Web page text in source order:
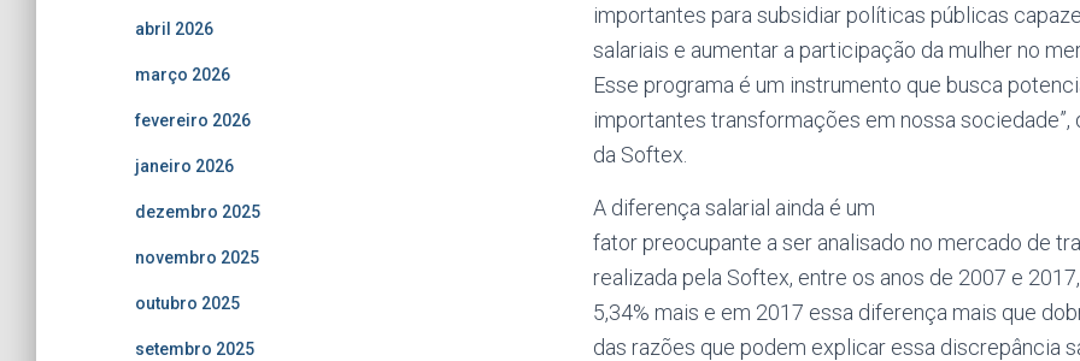
abril 2026
março 2026
fevereiro 2026
janeiro 2026
dezembro 2025
novembro 2025
outubro 2025
setembro 2025
importantes para subsidiar políticas públicas
salariais e aumentar a participação da mulher no
Esse programa é um instrumento que busca
importantes transformações em nossa
da Softex.
A diferença salarial ainda é um
fator preocupante a ser analisado no mercado de
realizada pela Softex, entre os anos de 2007 e
5,34% mais e em 2017 essa diferença mais que
das razões que podem explicar essa discrepância